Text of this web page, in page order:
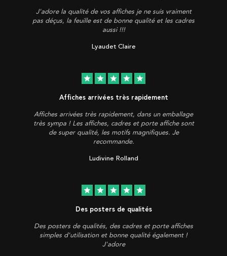
J'adore la qualité de vos affiches je ne suis vraiment
pas déçus, la feuille est de bonne qualité et les cadres
aussi !!!
Lyaudet Claire
star star star star star
Affiches arrivées très rapidement
Affiches arrivées très rapidement, dans un emballage
très sympa ! Les affiches, cadres et porte affiche sont
de super qualité, les motifs magnifiques. Je
recommande.
Ludivine Rolland
star star star star star
Des posters de qualités
Des posters de qualités, des cadres et porte affiches
simples d'utilisation et bonne qualité également !
J'adore